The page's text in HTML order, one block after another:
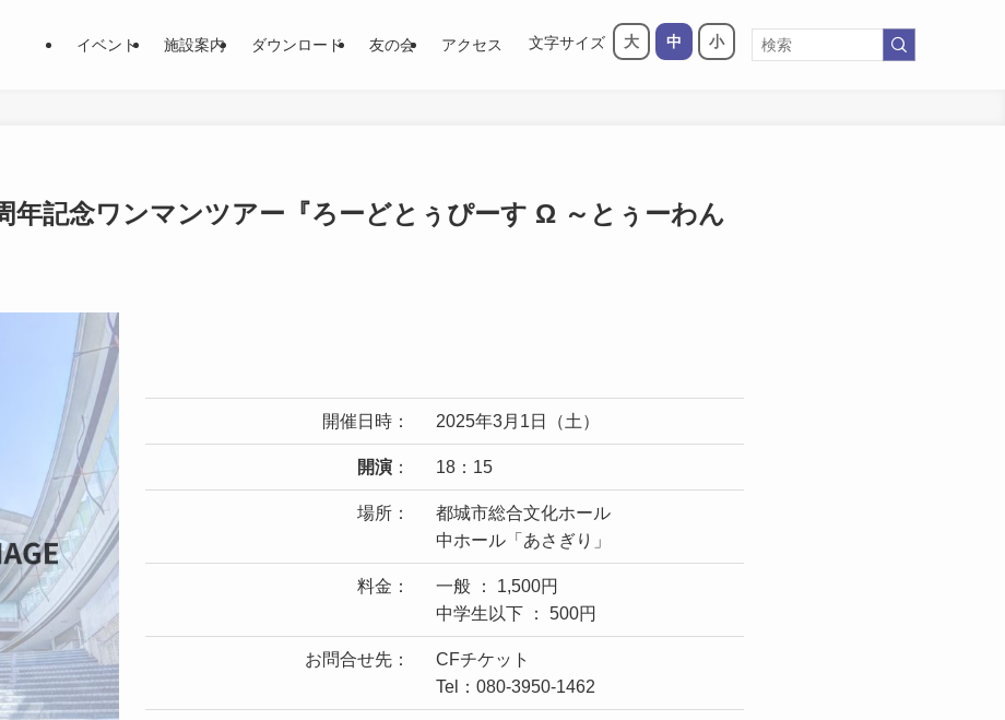
イベント 施設案内 ダウンロード 友の会 アクセス 文字サイズ 大 中 小
年記念ワンマンツアー『ろーどとぅぴーす Ω ～とぅーわん
開催日時： 2025年3月1日（土）
開演 ： 18：15
場所：
都城市総合文化ホール
中ホール「あさぎり」
料金：
一般 ： 1,500円
中学生以下 ： 500円
お問合せ先：
CFチケット
Tel：080-3950-1462